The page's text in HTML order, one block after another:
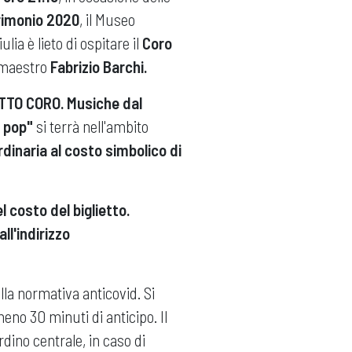
2020, il Museo
è lieto di ospitare il Coro
Fabrizio Barchi.
CORO. Musiche dal
si terrà nell'ambito
al costo simbolico di
costo del biglietto.
normativa anticovid. Si
30 minuti di anticipo. Il
centrale, in caso di